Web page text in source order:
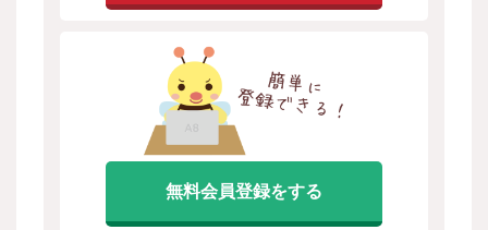
無料会員登録をする